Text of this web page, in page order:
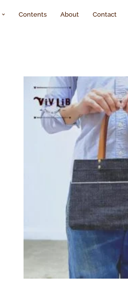
Contents About Contact